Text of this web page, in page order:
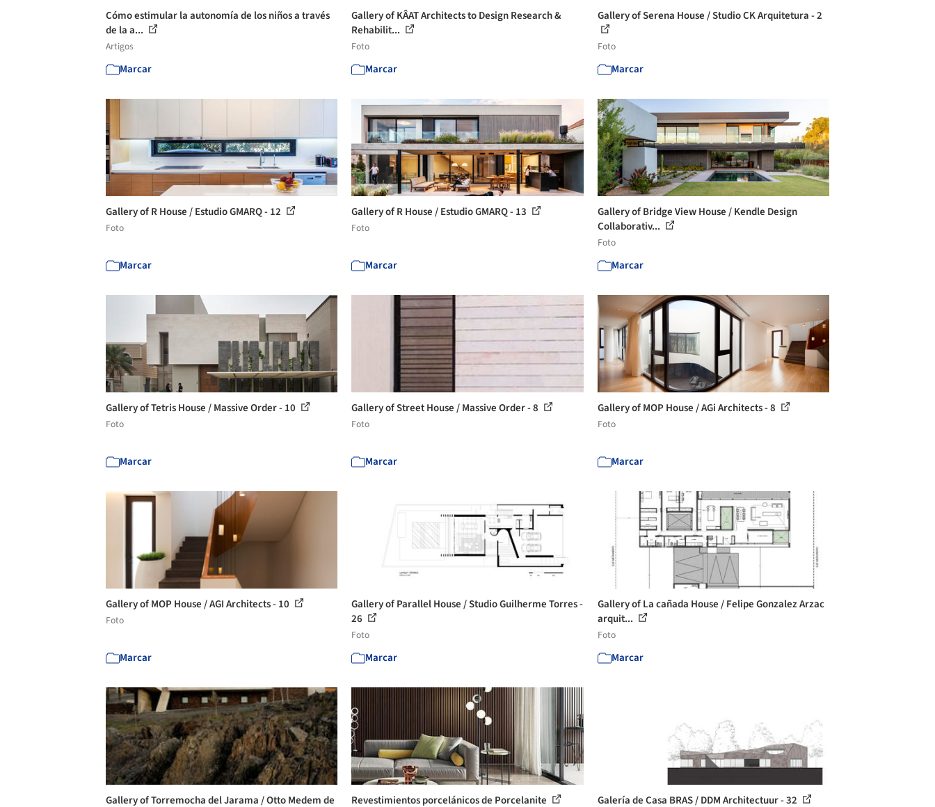
Cómo estimular la autonomía de los niños a través
de la a...
Artigos
Marcar
Gallery of KÂAT Architects to Design Research &
Rehabilit...
Foto
Marcar
Gallery of Serena House / Studio CK Arquitetura - 2
Foto
Marcar
Gallery of R House / Estudio GMARQ - 12
Foto
Marcar
Gallery of R House / Estudio GMARQ - 13
Foto
Marcar
Gallery of Bridge View House / Kendle Design
Collaborativ...
Foto
Marcar
Gallery of Tetris House / Massive Order - 10
Foto
Marcar
Gallery of Street House / Massive Order - 8
Foto
Marcar
Gallery of MOP House / AGi Architects - 8
Foto
Marcar
Gallery of MOP House / AGI Architects - 10
Foto
Marcar
Gallery of Parallel House / Studio Guilherme Torres -
26
Foto
Marcar
Gallery of La cañada House / Felipe Gonzalez Arzac
arquit...
Foto
Marcar
Gallery of Torremocha del Jarama / Otto Medem de
Revestimientos porcelánicos de Porcelanite Galería de Casa BRAS / DDM Architectuur - 32